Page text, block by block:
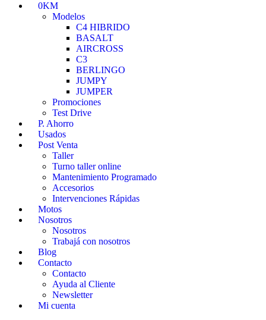
0KM
Modelos
C4 HIBRIDO
BASALT
AIRCROSS
C3
BERLINGO
JUMPY
JUMPER
Promociones
Test Drive
P. Ahorro
Usados
Post Venta
Taller
Turno taller online
Mantenimiento Programado
Accesorios
Intervenciones Rápidas
Motos
Nosotros
Nosotros
Trabajá con nosotros
Blog
Contacto
Contacto
Ayuda al Cliente
Newsletter
Mi cuenta